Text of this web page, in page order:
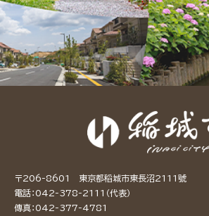
〒206-8601 東京都稻城市東長沼2111號
電話：042-378-2111（代表）
傳真：042-377-4781